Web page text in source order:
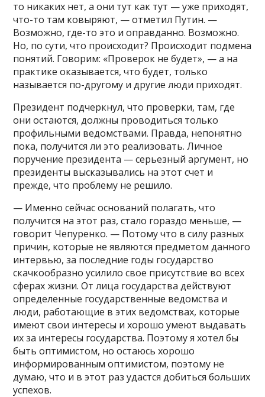
то никаких нет, а они тут как тут — уже приходят,
что-то там ковыряют, — отметил Путин. —
Возможно, где-то это и оправданно. Возможно.
Но, по сути, что происходит? Происходит подмена
понятий. Говорим: «Проверок не будет», — а на
практике оказывается, что будет, только
называется по-другому и другие люди приходят.
Президент подчеркнул, что проверки, там, где
они остаются, должны проводиться только
профильными ведомствами. Правда, непонятно
пока, получится ли это реализовать. Личное
поручение президента — серьезный аргумент, но
президенты высказывались на этот счет и
прежде, что проблему не решило.
— Именно сейчас оснований полагать, что
получится на этот раз, стало гораздо меньше, —
говорит Чепуренко. — Потому что в силу разных
причин, которые не являются предметом данного
интервью, за последние годы государство
скачкообразно усилило свое присутствие во всех
сферах жизни. От лица государства действуют
определенные государственные ведомства и
люди, работающие в этих ведомствах, которые
имеют свои интересы и хорошо умеют выдавать
их за интересы государства. Поэтому я хотел бы
быть оптимистом, но остаюсь хорошо
информированным оптимистом, поэтому не
думаю, что и в этот раз удастся добиться больших
успехов.